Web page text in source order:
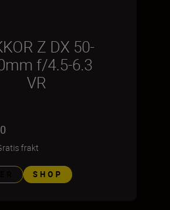
Z DX 50-
f/4.5-6.3
VR
frakt
SHOP